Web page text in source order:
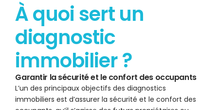
À quoi sert un
diagnostic
immobilier ?
Garantir la sécurité et le confort des occupants
L’un des principaux objectifs des diagnostics
immobiliers est d’assurer la sécurité et le confort des